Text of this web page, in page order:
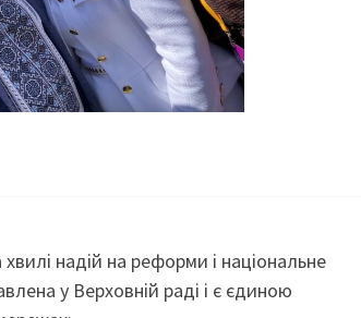
надій на реформи і національне
у Верховній раді і є єдиною